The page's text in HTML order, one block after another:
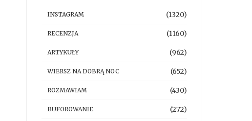
INSTAGRAM (1320)
RECENZJA (1160)
ARTYKUŁY (962)
WIERSZ NA DOBRĄ NOC (652)
ROZMAWIAM (430)
BUFOROWANIE (272)